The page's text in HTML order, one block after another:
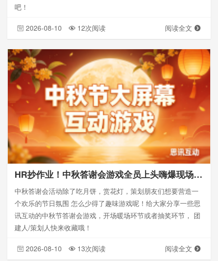
吧！
2026-08-10 12次阅读 阅读全文
HR抄作业！中秋答谢会游戏全员上头嗨爆现场！_思讯互动
中秋答谢会活动除了吃月饼，赏花灯，策划朋友们想要营造一
个欢乐的节日氛围 怎么少得了趣味游戏呢！给大家分享一些思
讯互动的中秋节答谢会游戏，开场暖场环节或者抽奖环节， 团
建人/策划人快来收藏哦！
2026-08-10 13次阅读 阅读全文